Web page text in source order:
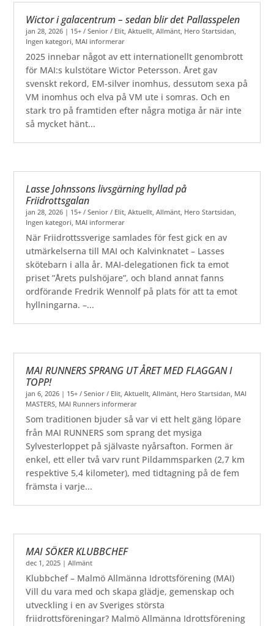
Wictor i galacentrum – sedan blir det Pallasspelen
jan 28, 2026 | 15+ / Senior / Elit,Aktuellt,Allmänt, Hero Startsidan,
Ingen kategori, MAI informerar
2025 innebar något av ett internationellt genombrott
för MAI:s kulstötare Wictor Petersson. Året gav
svenskt rekord, EM-silver inomhus, dessutom sexa på
VM inomhus och elva på VM ute i somras. Och en
stark tro på framtiden efter några motiga år när inte
så mycket hänt...
Lasse Johnssons livsgärning hyllad på
Friidrottsgalan
jan 28, 2026 | 15+ / Senior / Elit,Aktuellt,Allmänt, Hero Startsidan,
Ingen kategori, MAI informerar
När Friidrottssverige samlades för fest gick en av
utmärkelserna till MAI och Kalvinknatet – Lasses
skötebarn i alla år. MAI-delegationen fick ta emot
priset ”Årets pulshöjare”, och bland annat fanns
ordförande Fredrik Wennolf på plats för att ta emot
hyllningarna. –...
MAI RUNNERS SPRANG UT ÅRET MED FLAGGAN I
TOPP!
jan 6, 2026 | 15+ / Senior / Elit ,Aktuellt ,Allmänt Hero Startsidan MAI
MASTERS MAI Runners informerar
Som traditionen bjuder så var vi ett helt gäng löpare
från MAI RUNNERS som sprang det mysiga
Sylvesterloppet på självaste nyårsafton. Formen är
enkel, ett eller två varv runt Pildammsparken (2,7 km
respektive 5,4 kilometer), med tidtagning på de fem
främsta i varje...
MAI SÖKER KLUBBCHEF
dec 1, 2025 |Allmänt
Klubbchef – Malmö Allmänna Idrottsförening (MAI)
Vill du vara med och skapa glädje, gemenskap och
utveckling i en av Sveriges största
friidrottsföreningar? Malmö Allmänna Idrottsförening